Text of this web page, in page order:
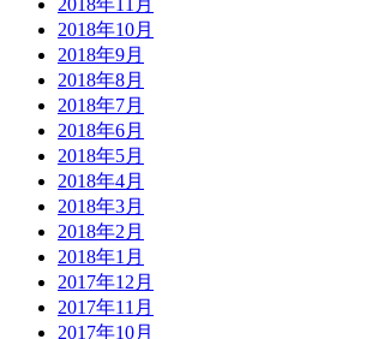
2018年10月
2018年9月
2018年8月
2018年7月
2018年6月
2018年5月
2018年4月
2018年3月
2018年2月
2018年1月
2017年12月
2017年11月
2017年10月